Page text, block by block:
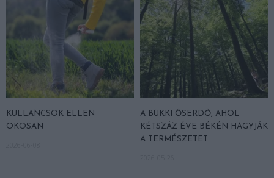
KULLANCSOK ELLEN
OKOSAN
A BÜKKI ŐSERDŐ, AHOL
KÉTSZÁZ ÉVE BÉKÉN HAGYJÁK
A TERMÉSZETET